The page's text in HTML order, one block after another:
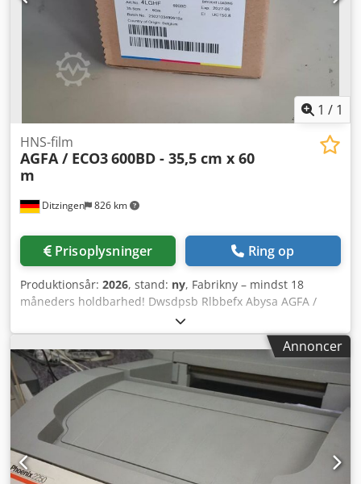
1 / 1
Ditzingen 826 km
HNS-film
AGFA / ECO3600BD - 35,5 cm x 60
m
Prisoplysninger Ring op
Produktionsår: 2026, stand: ny, Fabrikny – mindst 18
måneders holdbarhed! Dwsdpsb Rlbbefx Abysa AGFA /
ECO3 HNS 600BD film 355 mm x 60 m Bredde: 35,5 cm,
længde: 60 m Specifikation: 600 BD Kode: 4LGHF Passer til
mange belichtere – f.eks. AccuSet og Avantra 25 / 30 med
rødlyslaserdiode 650 – 670 nm
Annoncer